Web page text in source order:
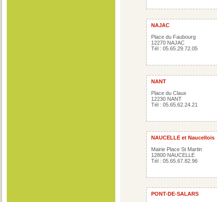
NAJAC
Place du Faubourg
12270 NAJAC
Tél : 05.65.29.72.05
NANT
Place du Claux
12230 NANT
Tél : 05.65.62.24.21
NAUCELLE et Naucellois
Mairie Place St Martin
12800 NAUCELLE
Tél : 05.65.67.82.96
PONT-DE-SALARS